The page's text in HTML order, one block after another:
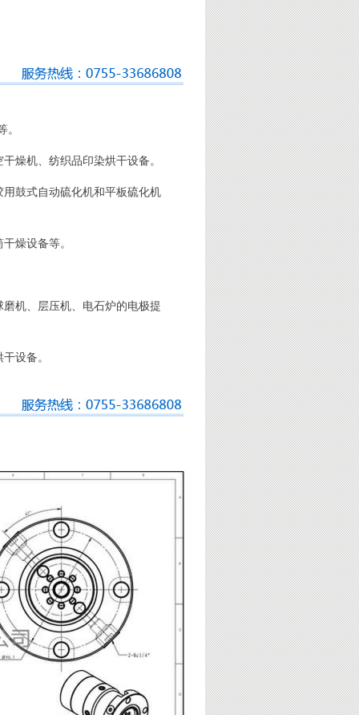
燥机、纺织品印染烘干设备。
鼓式自动硫化机和平板硫化机
燥设备等。
机、层压机、电石炉的电极提
设备。